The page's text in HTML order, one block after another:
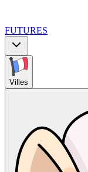
FUTURES
Villes